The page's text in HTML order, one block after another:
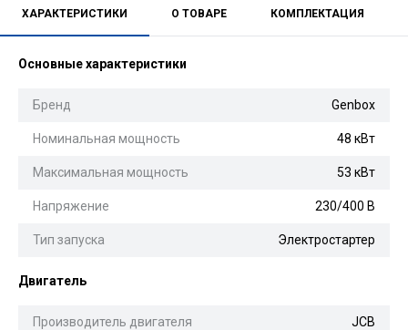
ХАРАКТЕРИСТИКИ О ТОВАРЕ КОМПЛЕКТАЦИЯ
Основные характеристики
Бренд Genbox
Номинальная мощность 48 кВт
Максимальная мощность 53 кВт
Напряжение 230/400 В
Тип запуска Электростартер
Двигатель
Производитель двигателя JCB